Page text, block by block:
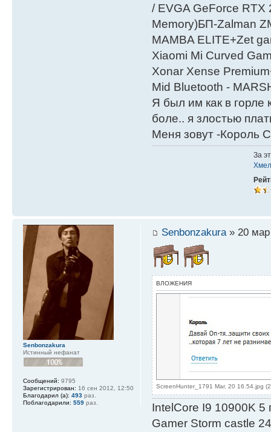
/ EVGA GeForce RTX
Мemory)БП-Zalman
MAMBA ELITE+Zet
Xiaomi Mi Curved
Xonar Xense
Mid Bluetooth -
Я был им как в горле
боле.. я злостью
Меня зовут -Король
За
Senbonzakura» 20 мар
ВЛОЖЕНИЯ
ScreenHunter_1791 Mar. 20 16.54.jpg
IntelСore I9 10900K 5
Gamer Storm castle
Senbonzakura
Истинный нефанат
Сообщений: 9795
Зарегистрирован: 16 сен 2012, 12:50
Благодарил (а): 493 раз.
Поблагодарили: 559 раз.